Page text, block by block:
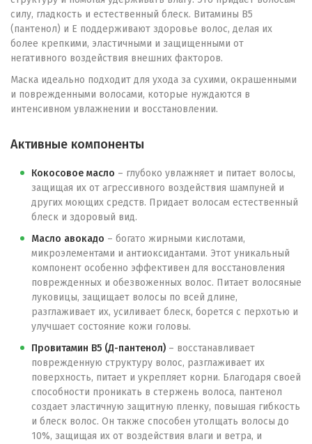
силу, гладкость и естественный блеск. Витамины В5
(пантенол) и Е поддерживают здоровье волос, делая их
более крепкими, эластичными и защищенными от
негативного воздействия внешних факторов.
Маска идеально подходит для ухода за сухими, окрашенными
и поврежденными волосами, которые нуждаются в
интенсивном увлажнении и восстановлении.
Активные компоненты
Кокосовое масло – глубоко увлажняет и питает волосы,
защищая их от агрессивного воздействия шампуней и
других моющих средств. Придает волосам естественный
блеск и здоровый вид.
Масло авокадо – богато жирными кислотами,
микроэлементами и антиоксидантами. Этот уникальный
компонент особенно эффективен для восстановления
поврежденных и обезвоженных волос. Питает волосяные
луковицы, защищает волосы по всей длине,
разглаживает их, усиливает блеск, борется с перхотью и
улучшает состояние кожи головы.
Провитамин В5 (Д-пантенол) – восстанавливает
поврежденную структуру волос, разглаживает их
поверхность, питает и укрепляет корни. Благодаря своей
способности проникать в стержень волоса, пантенол
создает эластичную защитную пленку, повышая гибкость
и блеск волос. Он также способен утолщать волосы до
10%, защищая их от воздействия влаги и ветра, и